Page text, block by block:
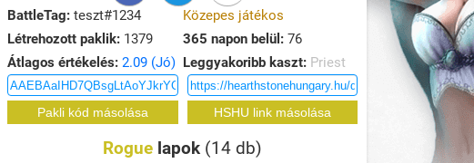
BattleTag: teszt#1234
Közepes játékos
Létrehozott paklik: 1379 365 napon belül:76
Átlagos értékelés: 2.09 (Jó) Leggyakoribb kaszt: Priest
Rogue lapok (14 db)